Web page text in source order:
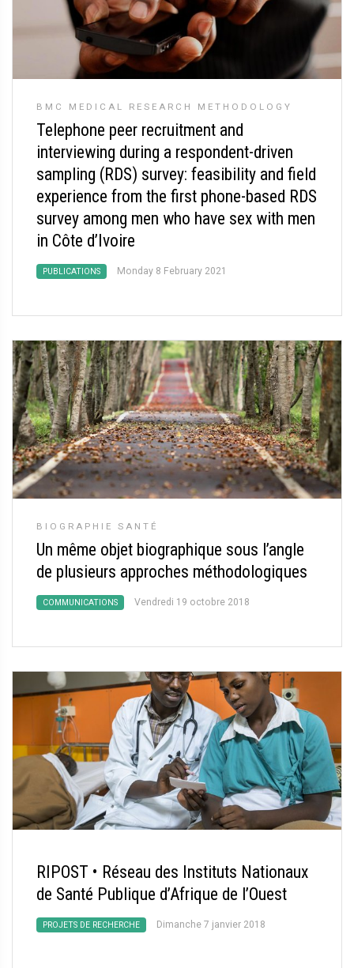
BMC MEDICAL RESEARCH METHODOLOGY
Telephone peer recruitment and
interviewing during a respondent-driven
sampling (RDS) survey: feasibility and field
experience from the first phone-based RDS
survey among men who have sex with men
in Côte d’Ivoire
PUBLICATIONS Monday 8 February 2021
BIOGRAPHIE SANTÉ
Un même objet biographique sous l’angle
de plusieurs approches méthodologiques
COMMUNICATIONS Vendredi 19 octobre 2018
RIPOST • Réseau des Instituts Nationaux
de Santé Publique d’Afrique de l’Ouest
PROJETS DE RECHERCHE Dimanche 7 janvier 2018